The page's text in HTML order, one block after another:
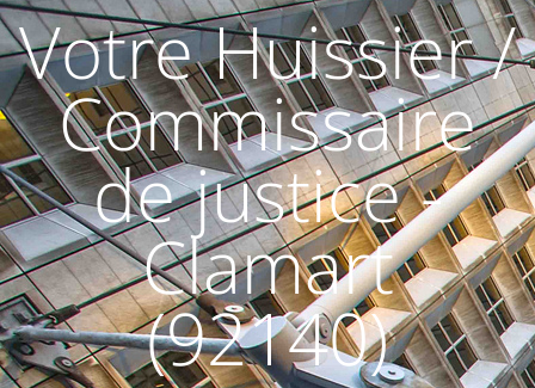
Votre Huissier /
Commissaire
de justice -
Clamart
(92140)